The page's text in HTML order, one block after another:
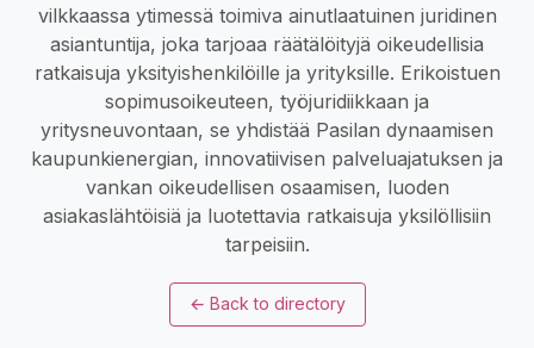
vilkkaassa ytimessä toimiva ainutlaatuinen juridinen
asiantuntija, joka tarjoaa räätälöityjä oikeudellisia
ratkaisuja yksityishenkilöille ja yrityksille. Erikoistuen
sopimusoikeuteen, työjuridiikkaan ja
yritysneuvontaan, se yhdistää Pasilan dynaamisen
kaupunkienergian, innovatiivisen palveluajatuksen ja
vankan oikeudellisen osaamisen, luoden
asiakaslähtöisiä ja luotettavia ratkaisuja yksilöllisiin
tarpeisiin.
← Back to directory